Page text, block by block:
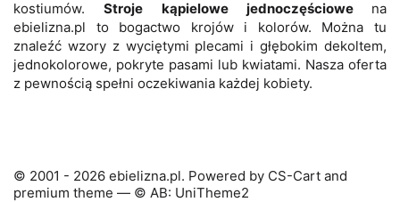
kostiumów.Stroje kąpielowe jednoczęściowe na
ebielizna.pl to bogactwo krojów i kolorów. Można tu
znaleźć wzory z wyciętymi plecami i głębokim dekoltem,
jednokolorowe, pokryte pasami lub kwiatami. Nasza oferta
z pewnością spełni oczekiwania każdej kobiety.
© 2001 - 2026 ebielizna.pl. Powered by CS-Cart and
premium theme — © AB: UniTheme2